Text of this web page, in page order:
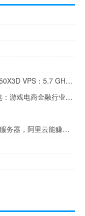
Aeza德国/荷兰/奥地利AMD Ryzen 9 7950X3D VPS：5.7 GHz频率，6.13欧元/月起，老用户免费迁移
美国高防服务器为何成为全球企业的首选：游戏电商金融行业实战解析
最后9小时阿里云活动结束，这么便宜的服务器，阿里云能赚多少钱